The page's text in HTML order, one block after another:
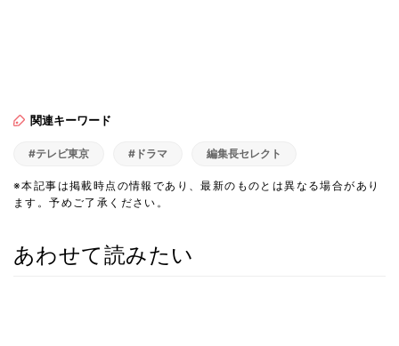
関連キーワード
#テレビ東京 #ドラマ 編集長セレクト
※本記事は掲載時点の情報であり、最新のものとは異なる場合があり
ます。予めご了承ください。
あわせて読みたい